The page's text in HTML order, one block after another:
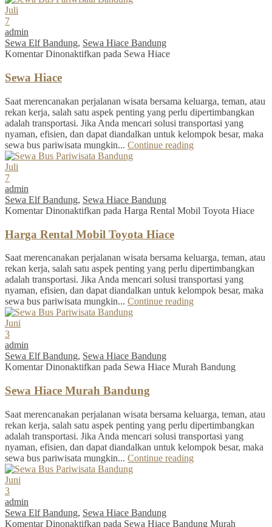
Juli
7
admin
Sewa Elf Bandung, Sewa Hiace Bandung
Komentar Dinonaktifkan pada Sewa Hiace
Sewa Hiace
Saat merencanakan perjalanan wisata bersama keluarga, teman, atau
rekan kerja, salah satu aspek penting yang perlu dipertimbangkan
adalah transportasi. Jika Anda mencari solusi transportasi yang
nyaman, efisien, dan dapat diandalkan untuk kelompok besar, maka
sewa bus pariwisata mungkin... Continue reading
Juli
7
admin
Sewa Elf Bandung, Sewa Hiace Bandung
Komentar Dinonaktifkan pada Harga Rental Mobil Toyota Hiace
Harga Rental Mobil Toyota Hiace
Saat merencanakan perjalanan wisata bersama keluarga, teman, atau
rekan kerja, salah satu aspek penting yang perlu dipertimbangkan
adalah transportasi. Jika Anda mencari solusi transportasi yang
nyaman, efisien, dan dapat diandalkan untuk kelompok besar, maka
sewa bus pariwisata mungkin... Continue reading
Juni
3
admin
Sewa Elf Bandung, Sewa Hiace Bandung
Komentar Dinonaktifkan pada Sewa Hiace Murah Bandung
Sewa Hiace Murah Bandung
Saat merencanakan perjalanan wisata bersama keluarga, teman, atau
rekan kerja, salah satu aspek penting yang perlu dipertimbangkan
adalah transportasi. Jika Anda mencari solusi transportasi yang
nyaman, efisien, dan dapat diandalkan untuk kelompok besar, maka
sewa bus pariwisata mungkin... Continue reading
Juni
3
admin
Sewa Elf Bandung, Sewa Hiace Bandung
Komentar Dinonaktifkan pada Sewa Hiace Bandung Murah